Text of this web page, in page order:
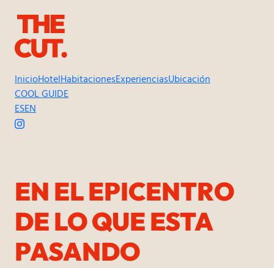
InicioHotelHabitacionesExperienciasUbicación
COOL GUIDE
ESEN
EN EL EPICENTRO
DE LO QUE ESTA
PASANDO